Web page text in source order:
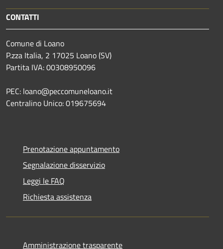
CONTATTI
Comune di Loano
P.zza Italia, 2 17025 Loano (SV)
Partita IVA: 00308950096
PEC: loano@peccomuneloano.it
Centralino Unico: 019675694
Prenotazione appuntamento
Segnalazione disservizio
Leggi le FAQ
Richiesta assistenza
Amministrazione trasparente